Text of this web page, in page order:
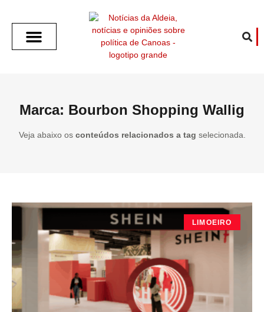
Marca: Bourbon Shopping Wallig
Veja abaixo os conteúdos relacionados a tag selecionada.
LIMOEIRO